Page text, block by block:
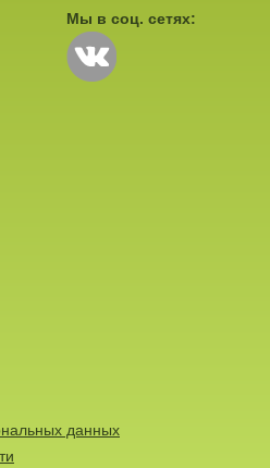
Мы в соц. сетях:
данных